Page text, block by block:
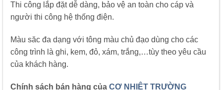
Thi công lắp đặt dễ dàng, bảo vệ an toàn cho cáp và
người thi công hệ thống điện.
Màu săc đa dạng với tông màu chủ đạo dùng cho các
công trình là ghi, kem, đỏ, xám, trắng,…tùy theo yêu cầu
của khách hàng.
Chính sách bán hàng của CƠ NHIỆT TRƯỜNG